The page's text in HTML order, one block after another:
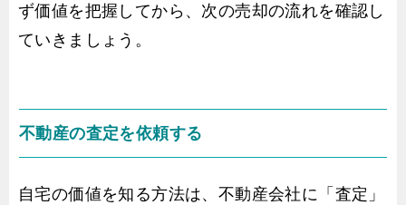
ず価値を把握してから、次の売却の流れを確認し
ていきましょう。
不動産の査定を依頼する
自宅の価値を知る方法は、不動産会社に「査定」